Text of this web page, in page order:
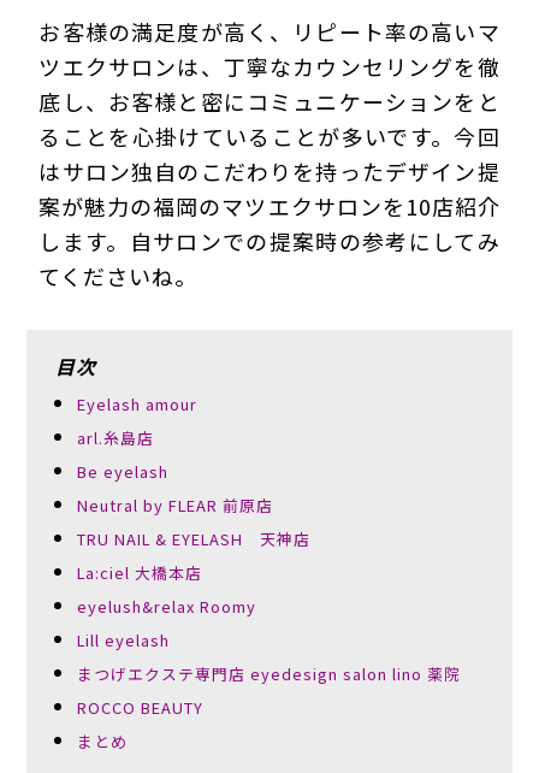
お客様の満足度が高く、リピート率の高いマ
ツエクサロンは、丁寧なカウンセリングを徹
底し、お客様と密にコミュニケーションをと
ることを心掛けていることが多いです。今回
はサロン独自のこだわりを持ったデザイン提
案が魅力の福岡のマツエクサロンを10店紹介
します。自サロンでの提案時の参考にしてみ
てくださいね。
目次
Eyelash amour
arl.糸島店
Be eyelash
Neutral by FLEAR 前原店
TRU NAIL & EYELASH 天神店
La:ciel 大橋本店
eyelush&relax Roomy
Lill eyelash
まつげエクステ専門店 eyedesign salon lino 薬院
ROCCO BEAUTY
まとめ